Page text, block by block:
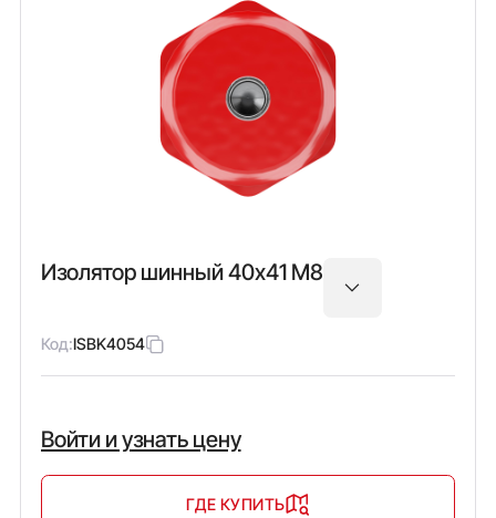
Изолятор шинный 40х41 М8
Код:ISBK4054
Войти и узнать цену
ГДЕ КУПИТЬ